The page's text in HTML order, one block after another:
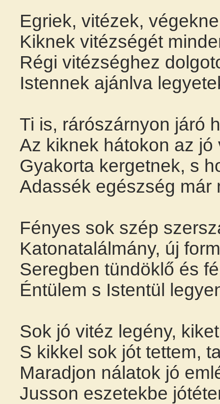
Egriek, vitézek,
Kiknek vitézségét
Régi vitézséghez
Istennek ajánlva
Ti is, rárószárnyon járó
Az kiknek hátokon az jó
Gyakorta kergetnek, s
Adassék egészség már
Fényes sok szép
Katonatalálmány, új
Seregben tündöklő és
Éntülem s Istentül
Sok jó vitéz legény,
S kikkel sok jót tettem,
Maradjon nálatok jó
Jusson eszetekbe